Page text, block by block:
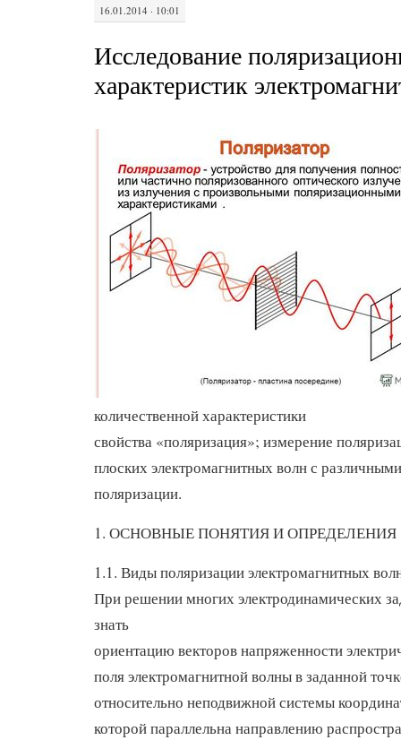
16.01.2014 · 10:01
Исследование
характеристик
количественной характеристики
свойства «поляризация»; измерение
плоских электромагнитных волн с
поляризации.
1. ОСНОВНЫЕ ПОНЯТИЯ И ОПРЕДЕЛЕНИЯ
1.1. Виды поляризации электромагнитных
При решении многих электродинамических
знать
ориентацию векторов напряженности
поля электромагнитной волны в заданной
относительно неподвижной системы
которой параллельна направлению